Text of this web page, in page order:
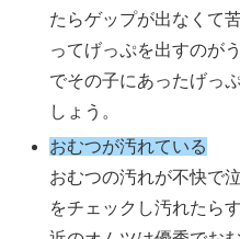
たらゲップが出なくて
ってげっぷを出すのが
でその子にあったげっ
しょう。
おむつが汚れている
おむつの汚れが不快で
をチェックし汚れたら